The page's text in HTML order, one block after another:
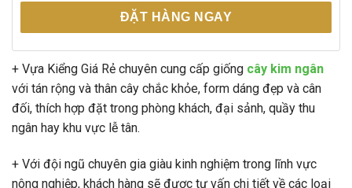
ĐẶT HÀNG NGAY
+ Vựa Kiểng Giá Rẻ chuyên cung cấp giống cây kim ngân
với tán rộng và thân cây chắc khỏe, form dáng đẹp và cân
đối, thích hợp đặt trong phòng khách, đại sảnh, quầy thu
ngân hay khu vực lễ tân.
+ Với đội ngũ chuyên gia giàu kinh nghiệm trong lĩnh vực
nông nghiệp, khách hàng sẽ được tư vấn chi tiết về các loại